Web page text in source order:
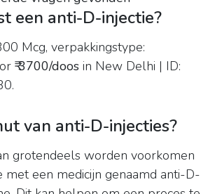
een anti-D-injectie?
Mcg, verpakkingstype:
₹ 3700/doos in New Delhi | ID:
van anti-D-injecties?
grotendeels worden voorkomen
met een medicijn genaamd anti-D-